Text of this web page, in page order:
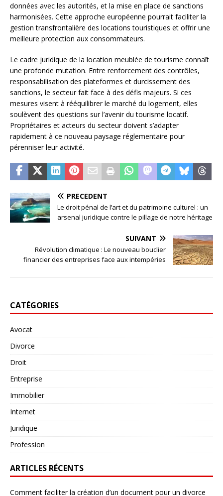
données avec les autorités, et la mise en place de sanctions
harmonisées. Cette approche européenne pourrait faciliter la
gestion transfrontalière des locations touristiques et offrir une
meilleure protection aux consommateurs.
Le cadre juridique de la location meublée de tourisme connaît
une profonde mutation. Entre renforcement des contrôles,
responsabilisation des plateformes et durcissement des
sanctions, le secteur fait face à des défis majeurs. Si ces
mesures visent à rééquilibrer le marché du logement, elles
soulèvent des questions sur l’avenir du tourisme locatif.
Propriétaires et acteurs du secteur doivent s’adapter
rapidement à ce nouveau paysage réglementaire pour
pérenniser leur activité.
PRÉCÉDENT
Le droit pénal de l’art et du patrimoine culturel : un
arsenal juridique contre le pillage de notre héritage
SUIVANT
Révolution climatique : Le nouveau bouclier
financier des entreprises face aux intempéries
CATÉGORIES
Avocat
Divorce
Droit
Entreprise
Immobilier
Internet
Juridique
Profession
ARTICLES RÉCENTS
Comment faciliter la création d’un document pour un divorce